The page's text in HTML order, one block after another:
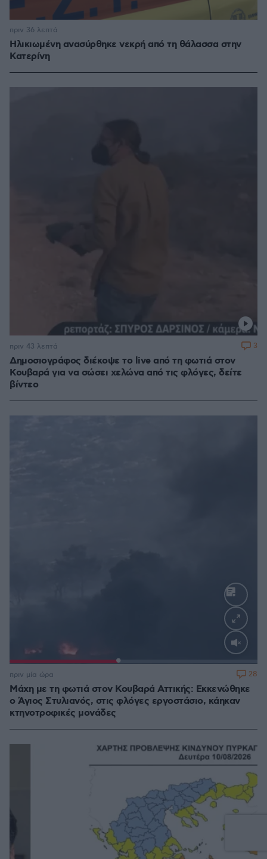
Ηλικιωμένη ανασύρθηκε νεκρή από τη θάλασσα στην
Κατερίνη
πριν 36 λεπτά
Δημοσιογράφος διέκοψε το live από τη φωτιά στον
Κουβαρά για να σώσει χελώνα από τις φλόγες, δείτε
βίντεο
πριν 43 λεπτά 3
Μάχη με τη φωτιά στον Κουβαρά Αττικής: Εκκενώθηκε
ο Άγιος Στυλιανός, στις φλόγες εργοστάσιο, κάηκαν
κτηνοτροφικές μονάδες
πριν μία ώρα 28